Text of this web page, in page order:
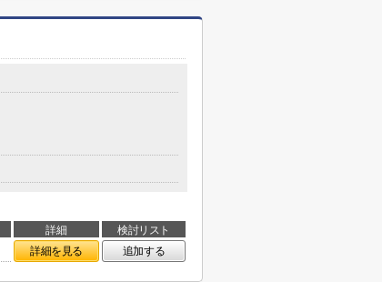
詳細
検討リスト
詳細を見る 追加する